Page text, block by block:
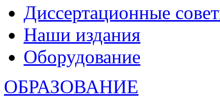
Диссертационные
Наши издания
Оборудование
ОБРАЗОВАНИЕ